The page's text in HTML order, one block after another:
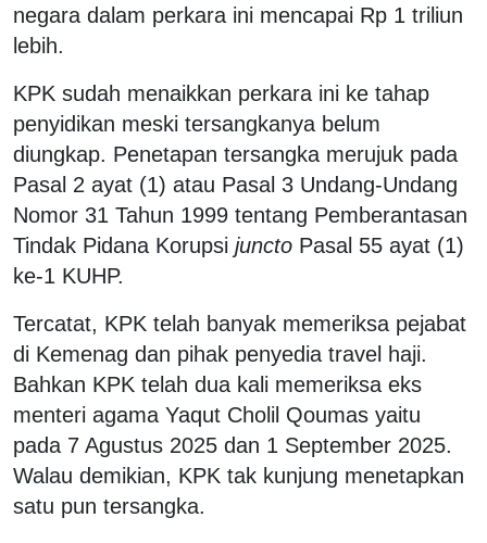
negara dalam perkara ini mencapai Rp 1 triliun
lebih.
KPK sudah menaikkan perkara ini ke tahap
penyidikan meski tersangkanya belum
diungkap. Penetapan tersangka merujuk pada
Pasal 2 ayat (1) atau Pasal 3 Undang-Undang
Nomor 31 Tahun 1999 tentang Pemberantasan
Tindak Pidana Korupsi juncto Pasal 55 ayat (1)
ke-1 KUHP.
Tercatat, KPK telah banyak memeriksa pejabat
di Kemenag dan pihak penyedia travel haji.
Bahkan KPK telah dua kali memeriksa eks
menteri agama Yaqut Cholil Qoumas yaitu
pada 7 Agustus 2025 dan 1 September 2025.
Walau demikian, KPK tak kunjung menetapkan
satu pun tersangka.